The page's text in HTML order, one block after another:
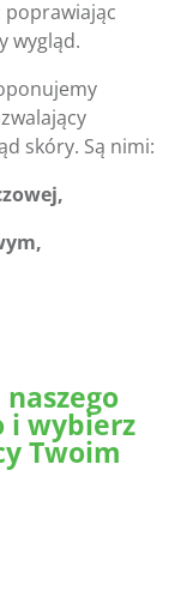
poprawiając
wygląd.
skóry. Są nimi:
i wybierz
Twoim